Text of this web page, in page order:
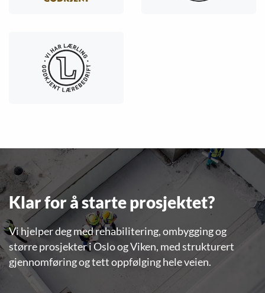
Klar for å starte prosjektet?
Vi hjelper deg med rehabilitering, ombygging og
større prosjekter i Oslo og Viken, med strukturert
gjennomføring og tett oppfølging hele veien.